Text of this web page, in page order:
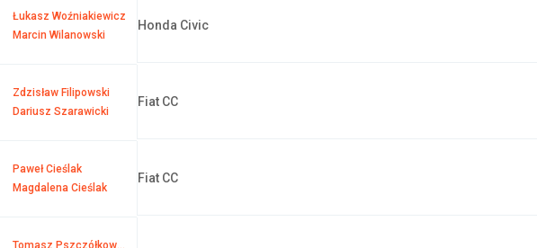
Łukasz Woźniakiewicz
Marcin Wilanowski
Honda Civic
Zdzisław Filipowski
Dariusz Szarawicki
Fiat CC
Paweł Cieślak
Magdalena Cieślak
Fiat CC
Tomasz Pszczółkowski